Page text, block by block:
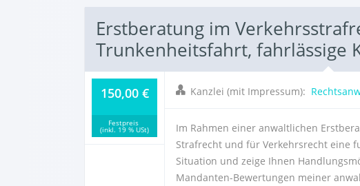
Erstberatung im
Trunkenheitsfahrt, fahrlässige
150,00 €
Festpreis
(inkl. 19 % USt)
Kanzlei (mit Impressum):
Im Rahmen einer anwaltlichen
Strafrecht und für Verkehrsrecht eine
Situation und zeige Ihnen
Mandanten-Bewertungen meiner